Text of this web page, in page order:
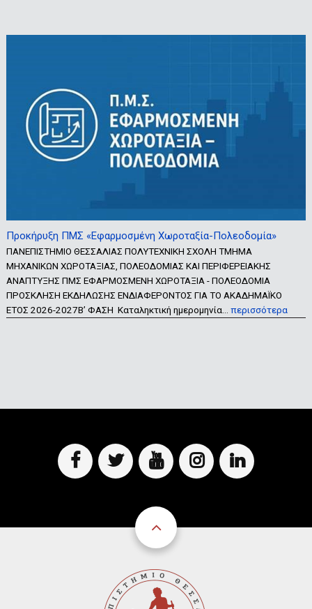
Προκήρυξη ΠΜΣ «Εφαρμοσμένη Χωροταξία-Πολεοδομία»
ΠΑΝΕΠΙΣΤΗΜΙΟ ΘΕΣΣΑΛΙΑΣ ΠΟΛΥΤΕΧΝΙΚΗ ΣΧΟΛΗ ΤΜΗΜΑ
ΜΗΧΑΝΙΚΩΝ ΧΩΡΟΤΑΞΙΑΣ, ΠΟΛΕΟΔΟΜΙΑΣ ΚΑΙ ΠΕΡΙΦΕΡΕΙΑΚΗΣ
ΑΝΑΠΤΥΞΗΣ ΠΜΣ ΕΦΑΡΜΟΣΜΕΝΗ ΧΩΡΟΤΑΞΙΑ - ΠΟΛΕΟΔΟΜΙΑ
ΠΡΟΣΚΛΗΣΗ ΕΚΔΗΛΩΣΗΣ ΕΝΔΙΑΦΕΡΟΝΤΟΣ ΓΙΑ ΤΟ ΑΚΑΔΗΜΑΪΚΟ
ΕΤΟΣ 2026-2027Β’ ΦΑΣΗ Καταληκτική ημερομηνία… περισσότερα